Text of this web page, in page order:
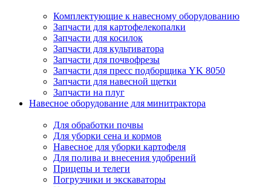
Комплектующие к навесному оборудованию
Запчасти для картофелекопалки
Запчасти для косилок
Запчасти для культиватора
Запчасти для почвофрезы
Запчасти для пресс подборщика YK 8050
Запчасти для навесной щетки
Запчасти на плуг
Навесное оборудование для минитрактора
Для обработки почвы
Для уборки сена и кормов
Навесное для уборки картофеля
Для полива и внесения удобрений
Прицепы и телеги
Погрузчики и экскаваторы